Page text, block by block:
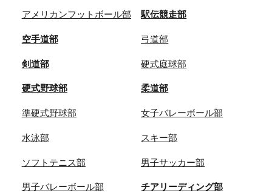
アメリカンフットボール部 駅伝競走部
空手道部 弓道部
剣道部 硬式庭球部
硬式野球部 柔道部
準硬式野球部 女子バレーボール部
水泳部 スキー部
ソフトテニス部 男子サッカー部
男子バレーボール部 チアリーディング部